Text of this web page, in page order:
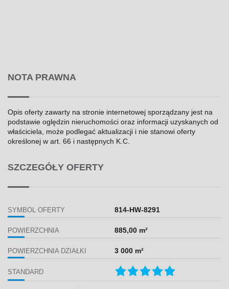
NOTA PRAWNA
Opis oferty zawarty na stronie internetowej sporządzany jest na
podstawie oględzin nieruchomości oraz informacji uzyskanych od
właściciela, może podlegać aktualizacji i nie stanowi oferty
określonej w art. 66 i następnych K.C.
SZCZEGÓŁY OFERTY
SYMBOL OFERTY 814-HW-8291
POWIERZCHNIA 885,00 m²
POWIERZCHNIA DZIAŁKI 3 000 m²
STANDARD